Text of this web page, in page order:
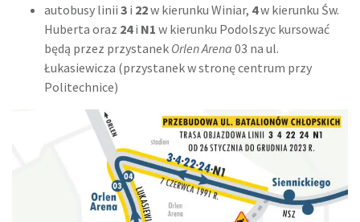
autobusy linii 3 i 22w kierunku Winiar, 4w kierunku Św.
Huberta oraz 24i N1 w kierunku Podolszyc kursować
będą przez przystanek Orlen Arena 03 na ul.
Łukasiewicza (przystanek w stronę centrum przy
Politechnice)